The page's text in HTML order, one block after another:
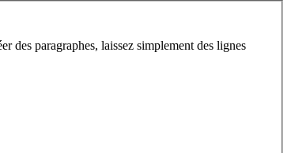
des paragraphes, laissez simplement des lignes